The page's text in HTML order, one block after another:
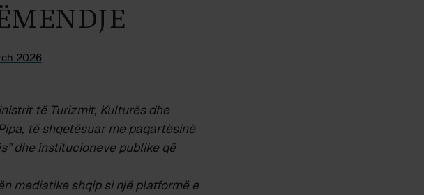
2026
të Turizmit, Kulturës dhe
të shqetësuar me paqartësinë
dhe institucioneve publike që
mediatike shqip si një platformë e